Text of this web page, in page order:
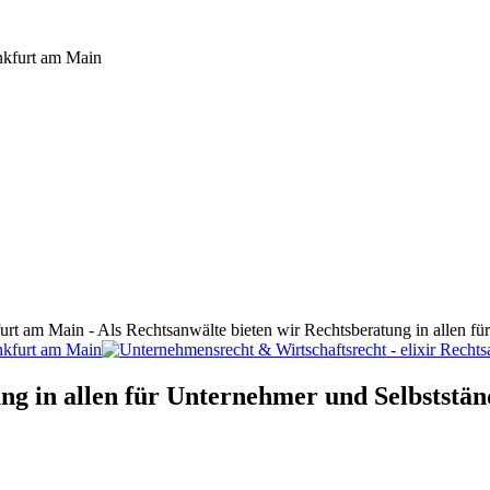
am Main - Als Rechtsanwälte bieten wir Rechtsberatung in allen
in allen für Unternehmer und